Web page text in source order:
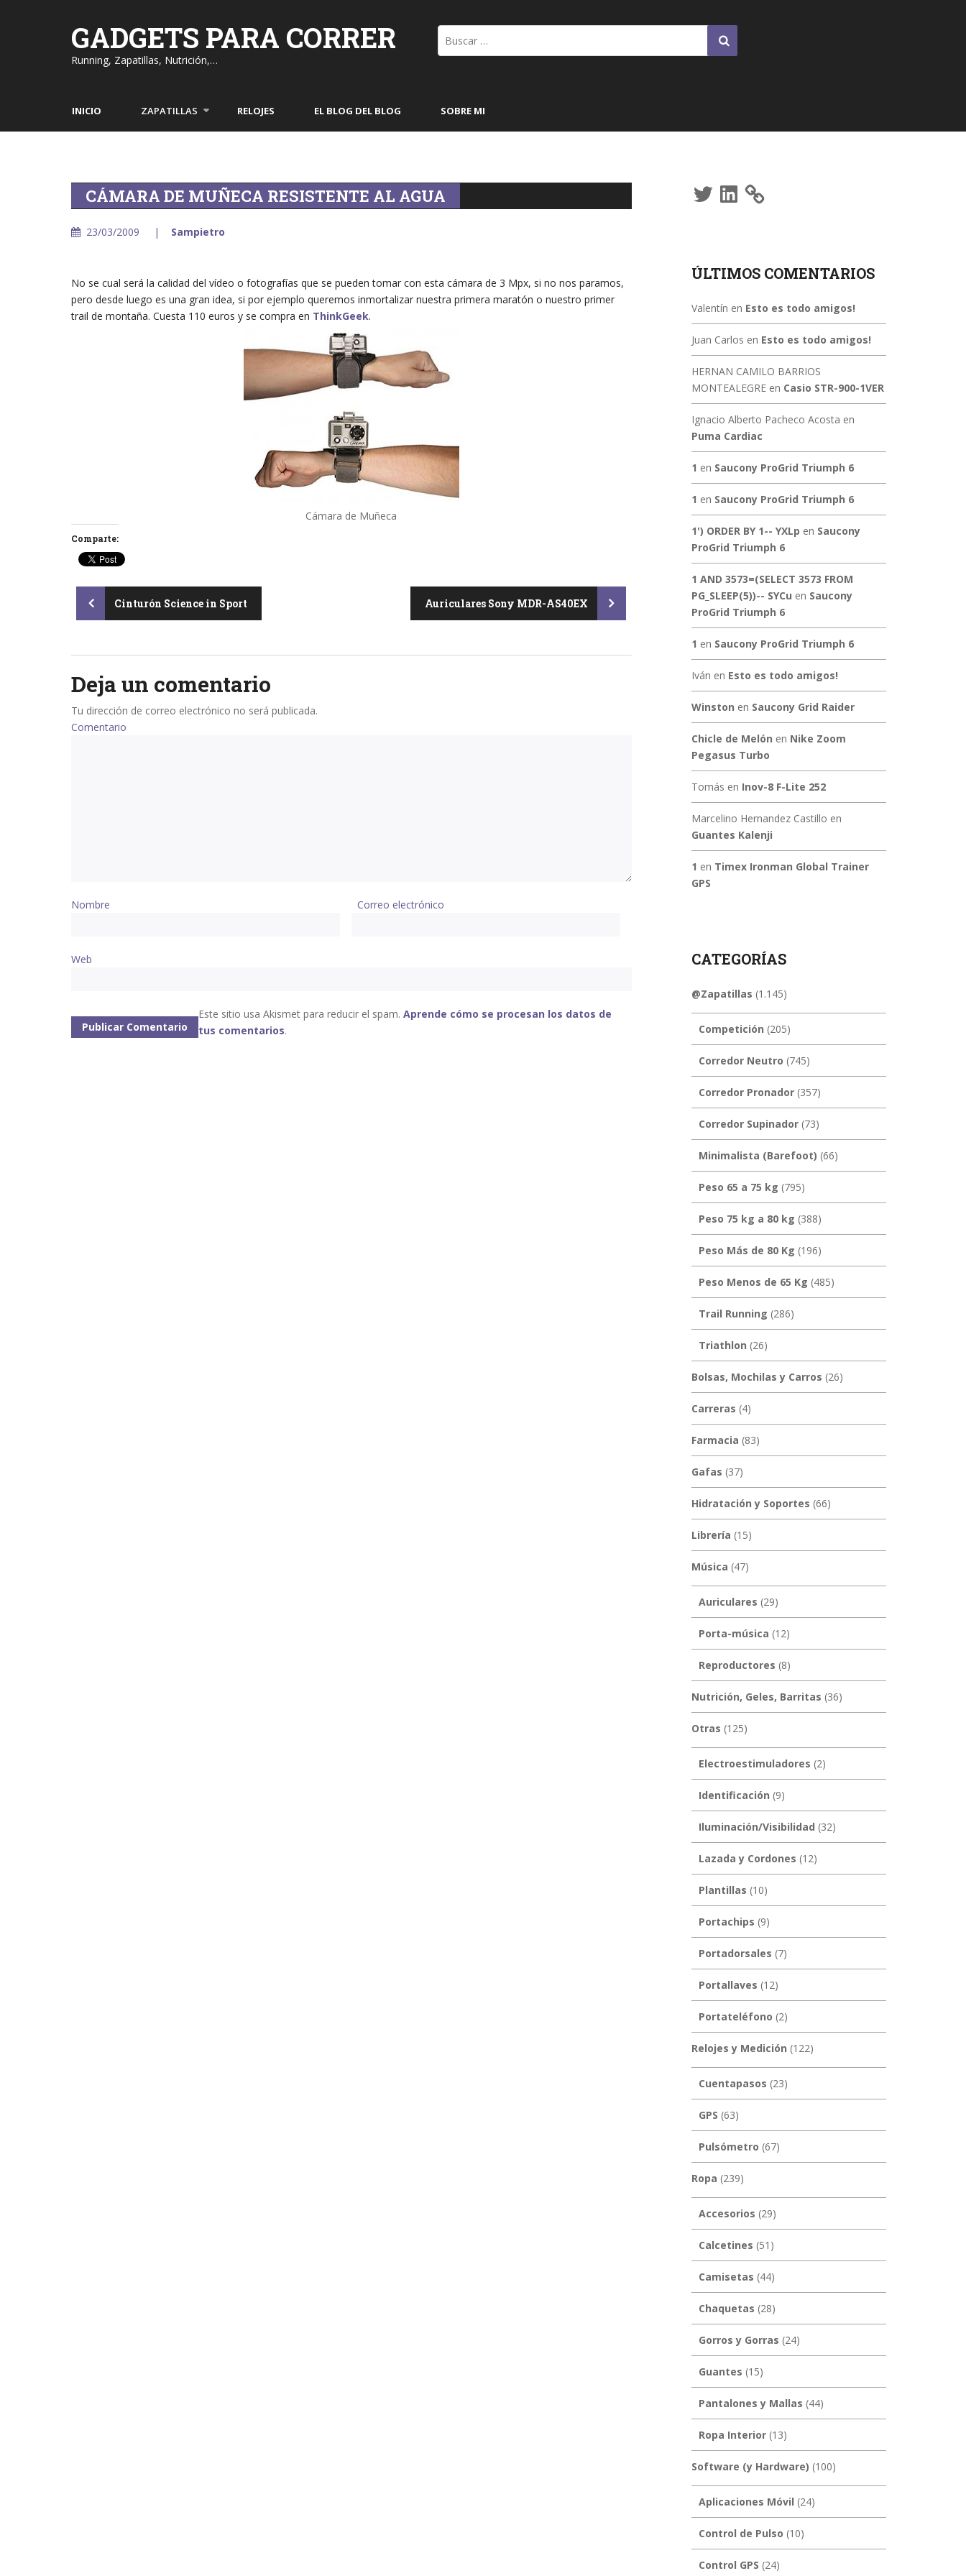
GADGETS PARA CORRER
Running, Zapatillas, Nutrición,…
INICIO ZAPATILLAS RELOJES EL BLOG DEL BLOG SOBRE MI
CÁMARA DE MUÑECA RESISTENTE AL AGUA
23/03/2009 Sampietro
No se cual será la calidad del vídeo o fotografías que se pueden tomar con esta cámara de 3 Mpx, si no nos paramos,
pero desde luego es una gran idea, si por ejemplo queremos inmortalizar nuestra primera maratón o nuestro primer
trail de montaña. Cuesta 110 euros y se compra en ThinkGeek.
Cámara de Muñeca
Comparte:
Post
navigation
Cinturón Science in Sport Auriculares Sony MDR-AS40EX
Deja un comentario
Tu dirección de correo electrónico no será publicada.
Comentario
Nombre Correo electrónico
Web
Este sitio usa Akismet para reducir el spam. Aprende cómo se procesan los datos de
tus comentarios.
TwitterLinkedIn
ÚLTIMOS COMENTARIOS
Valentín en Esto es todo amigos!
Juan Carlos en Esto es todo amigos!
HERNAN CAMILO BARRIOS
MONTEALEGREen Casio STR-900-1VER
Ignacio Alberto Pacheco Acosta en
Puma Cardiac
1 en Saucony ProGrid Triumph 6
1 en Saucony ProGrid Triumph 6
1') ORDER BY 1-- YXLp en Saucony
ProGrid Triumph 6
1 AND 3573=(SELECT 3573 FROM
PG_SLEEP(5))-- SYCu en Saucony
ProGrid Triumph 6
1 en Saucony ProGrid Triumph 6
Iván en Esto es todo amigos!
Winston en Saucony Grid Raider
Chicle de Melón en Nike Zoom
Pegasus Turbo
Tomás en Inov-8 F-Lite 252
Marcelino Hernandez Castillo en
Guantes Kalenji
1 en Timex Ironman Global Trainer
GPS
CATEGORÍAS
@Zapatillas (1.145)
Competición (205)
Corredor Neutro (745)
Corredor Pronador(357)
Corredor Supinador(73)
Minimalista (Barefoot) (66)
Peso 65 a 75 kg (795)
Peso 75 kg a 80 kg (388)
Peso Más de 80 Kg (196)
Peso Menos de 65 Kg (485)
Trail Running (286)
Triathlon (26)
Bolsas, Mochilas y Carros (26)
Carreras (4)
Farmacia (83)
Gafas (37)
Hidratación y Soportes (66)
Librería (15)
Música (47)
Auriculares (29)
Porta-música (12)
Reproductores (8)
Nutrición, Geles, Barritas (36)
Otras (125)
Electroestimuladores (2)
Identificación (9)
Iluminación/Visibilidad (32)
Lazada y Cordones (12)
Plantillas (10)
Portachips (9)
Portadorsales (7)
Portallaves (12)
Portateléfono (2)
Relojes y Medición (122)
Cuentapasos (23)
GPS (63)
Pulsómetro (67)
Ropa (239)
Accesorios (29)
Calcetines (51)
Camisetas (44)
Chaquetas (28)
Gorros y Gorras (24)
Guantes (15)
Pantalones y Mallas (44)
Ropa Interior(13)
Software (y Hardware) (100)
Aplicaciones Móvil (24)
Control de Pulso (10)
Control GPS (24)